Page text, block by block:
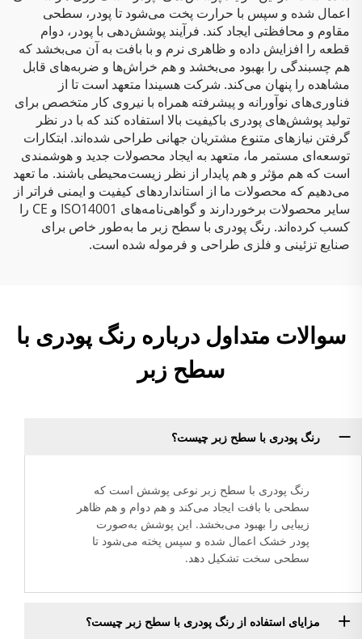
اعمال شده و سپس با حرارت پخت می‌شود تا پودر، سطحی
مقاوم و محافظتی ایجاد کند. فرآیند پوشش‌دهی با پودر، دوام
قطعه را افزایش داده و ظاهری نرم و با بافت به آن می‌بخشد که
هم چسبندگی را بهبود می‌بخشد و هم خراش‌ها و ضربه‌های قابل
مشاهده را پنهان می‌کند. شرکت هسیندا متعهد است تا از
فناوری‌های نوآورانه و پیشرفته همراه با نیروی کار متخصص برای
تولید پوشش‌های پودری باکیفیت بالا استفاده کند که با در نظر
گرفتن نیازهای متنوع مشتریان جهانی طراحی شده‌اند. ابتکارات
توسعه‌ای مستمر ما، متعهد به ایجاد محصولات جدید و هوشمندی
است که هم مؤثر و هم پایدار از نظر زیست‌محیطی باشند. ما تعهد
می‌دهیم که محصولات ما از استانداردهای کیفیت و ایمنی فراتر از
سایر محصولات برخوردارند و گواهی‌نامه‌های ISO14001 و CE را
کسب کرده‌اند. رنگ پودری با سطح زبر ما به‌طور خاص برای
صنایع تزئینی و فلزی طراحی و فرموله شده است.
سوالات متداول درباره رنگ پودری با
سطح زبر
رنگ پودری با سطح زبر چیست؟
رنگ پودری با سطح زبر نوعی پوشش است که
سطحی با بافت ایجاد می‌کند و هم دوام و هم ظاهر
زیبایی را بهبود می‌بخشد. این پوشش به‌صورت
پودر خشک اعمال شده و سپس پخته می‌شود تا
سطحی سخت تشکیل دهد.
مزایای استفاده از رنگ پودری با سطح زبر چیست؟